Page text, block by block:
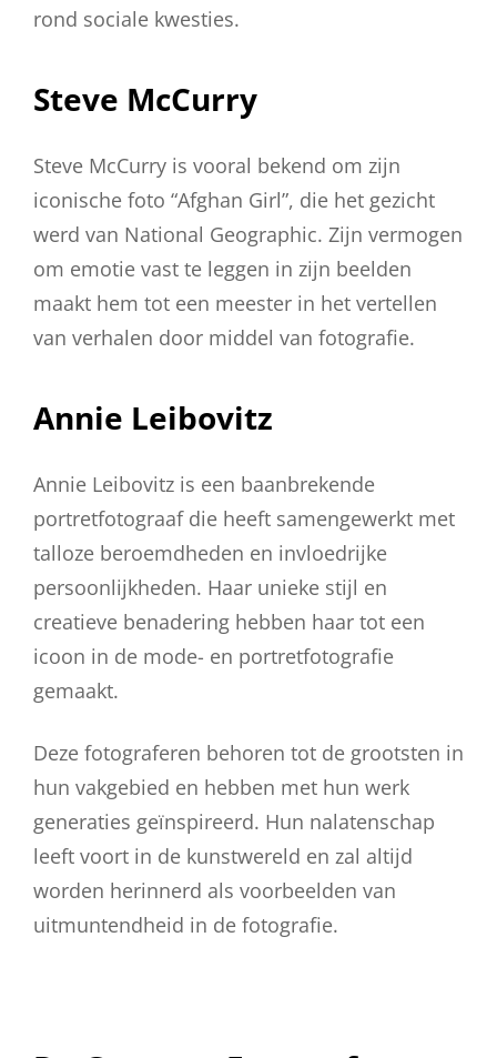
rond sociale kwesties.
Steve McCurry
Steve McCurry is vooral bekend om zijn
iconische foto “Afghan Girl”, die het gezicht
werd van National Geographic. Zijn vermogen
om emotie vast te leggen in zijn beelden
maakt hem tot een meester in het vertellen
van verhalen door middel van fotografie.
Annie Leibovitz
Annie Leibovitz is een baanbrekende
portretfotograaf die heeft samengewerkt met
talloze beroemdheden en invloedrijke
persoonlijkheden. Haar unieke stijl en
creatieve benadering hebben haar tot een
icoon in de mode- en portretfotografie
gemaakt.
Deze fotograferen behoren tot de grootsten in
hun vakgebied en hebben met hun werk
generaties geïnspireerd. Hun nalatenschap
leeft voort in de kunstwereld en zal altijd
worden herinnerd als voorbeelden van
uitmuntendheid in de fotografie.